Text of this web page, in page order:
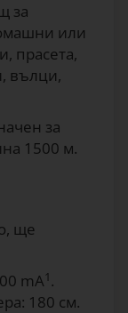
за
или
прасета,
вълци,
за
1500 м.
ще
mA1 .
180 см.